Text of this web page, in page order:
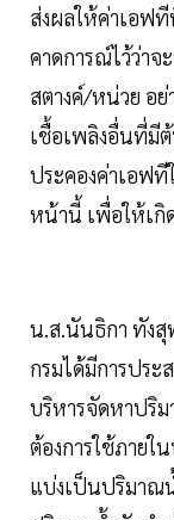
ส่งผลให้ค่าเอฟ
คาดการณ์ไว้ว่า
สตางค์/หน่วย อย่
เชื้อเพลิงอื่นที่มี
ประคองค่าเอฟ
หน้านี้ เพื่อให้เ
น.ส.นันธิกา ทังสุ
กรมได้มีการปร
บริหารจัดหาปริ
ต้องการใช้ภายใ
แบ่งเป็นปริมาณ